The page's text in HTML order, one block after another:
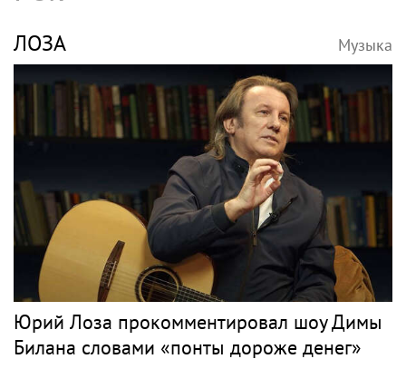
ЛОЗА Музыка
Юрий Лоза прокомментировал шоу Димы
Билана словами «понты дороже денег»